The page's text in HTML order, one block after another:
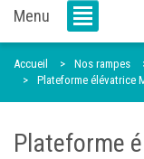
Menu
Accueil Nos rampes
Plateforme élévatrice
Plateforme